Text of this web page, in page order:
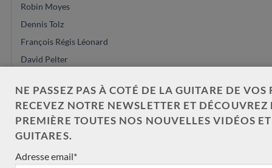
Robin Moyes
Dennis Tolz
François Régis Léonard
David Pelter
arrivée ce mois
Eugenio Naso
Vasilis Vaseleiadis
NE PASSEZ PAS À COTÉ DE LA GUITARE DE VOS
RECEVEZ NOTRE NEWSLETTER ET
PREMIÈRE TOUTES NOS NOUVELLES VIDÉOS
GUITARES.
Adresse email*